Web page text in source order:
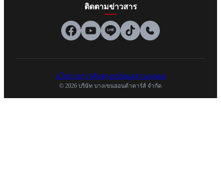
ติดตามข่าวสาร
นโยบายการคุ้มครองข้อมูลส่วนบุคคล
© 2026 บริษัท บางเขนฮอนด้าคาร์ส์ จำกัด